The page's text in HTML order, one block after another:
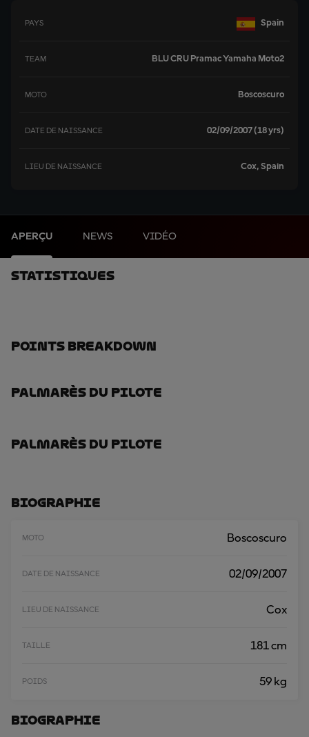
PAYS Spain
TEAM BLU CRU Pramac Yamaha Moto2
MOTO Boscoscuro
DATE DE NAISSANCE 02/09/2007 (18 yrs)
LIEU DE NAISSANCE Cox, Spain
APERÇU NEWS VIDÉO
Statistiques
Points Breakdown
Palmarès Du Pilote
Palmarès Du Pilote
Biographie
MOTO Boscoscuro
DATE DE NAISSANCE 02/09/2007
LIEU DE NAISSANCE Cox
TAILLE 181 cm
POIDS 59 kg
Biographie